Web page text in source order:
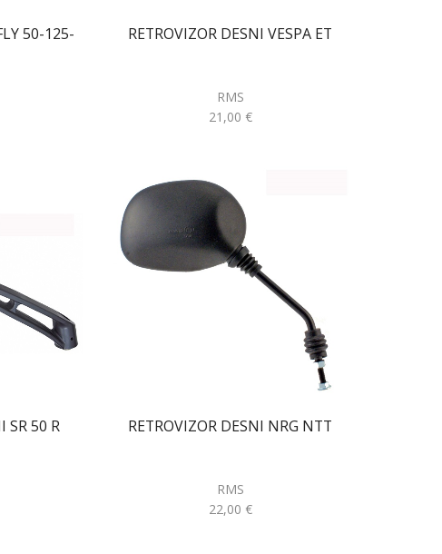
50-125-
RETROVIZOR DESNI VESPA ET
RMS
21,00 €
SR 50 R RETROVIZOR DESNI NRG NTT
RMS
22,00 €